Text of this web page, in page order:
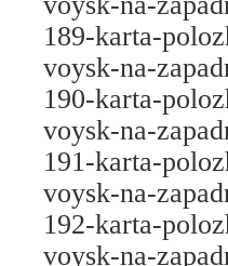
189-karta-
voysk-na-
190-karta-
voysk-na-
191-karta-
voysk-na-
192-karta-
voysk-na-